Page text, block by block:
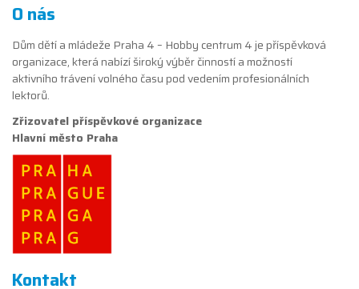
O nás
Dům dětí a mládeže Praha 4 – Hobby centrum 4 je příspěvková
organizace, která nabízí široký výběr činností a možností
aktivního trávení volného času pod vedením profesionálních
lektorů.
Zřizovatel příspěvkové organizace
Hlavní město Praha
Kontakt